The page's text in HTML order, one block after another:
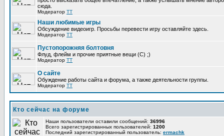
сюда.
Модератор TT
Наши любимые игры
Обсуждение видеоигр. Просьбы перевести игру оставляйте здесь.
Модератор TT
Пустопорожняя болтовня
Флуд, флейм и прочие приятные вещи (C) ;)
Модератор TT
О сайте
Обуждение работы сайта и форума, а также деятельности группы.
Модератор TT
Кто сейчас на форуме
Наши пользователи оставили сообщений: 36996
Всего зарегистрированных пользователей: 1200
Последний зарегистрированный пользователь: ermachk